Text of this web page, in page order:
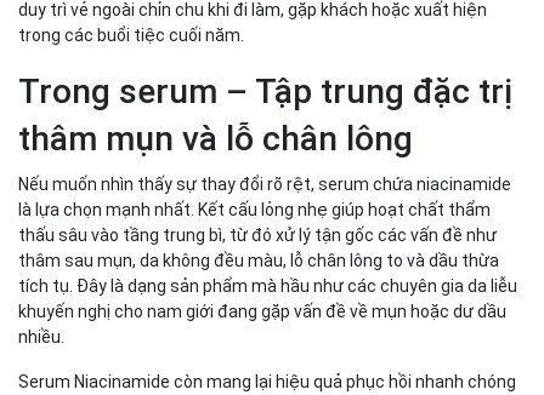
duy trì vẻ ngoài chỉn chu khi đi làm, gặp khách hoặc xuất hiện
trong các buổi tiệc cuối năm.
Trong serum – Tập trung đặc trị
thâm mụn và lỗ chân lông
Nếu muốn nhìn thấy sự thay đổi rõ rệt, serum chứa niacinamide
là lựa chọn mạnh nhất. Kết cấu lỏng nhẹ giúp hoạt chất thẩm
thấu sâu vào tầng trung bì, từ đó xử lý tận gốc các vấn đề như
thâm sau mụn, da không đều màu, lỗ chân lông to và dầu thừa
tích tụ. Đây là dạng sản phẩm mà hầu như các chuyên gia da liễu
khuyến nghị cho nam giới đang gặp vấn đề về mụn hoặc dư dầu
nhiều.
Serum Niacinamide còn mang lại hiệu quả phục hồi nhanh chóng